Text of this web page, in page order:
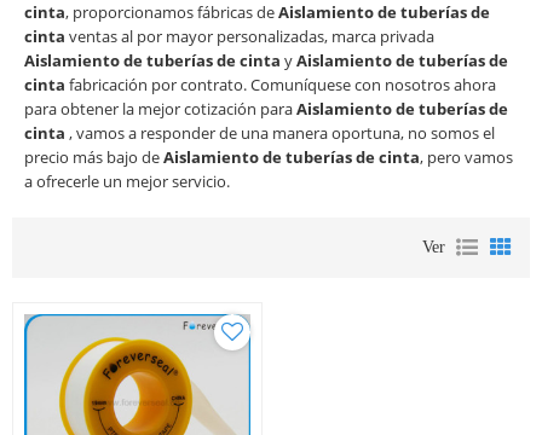
cinta, proporcionamos fábricas deAislamiento de tuberías de
cinta ventas al por mayor personalizadas, marca privada
Aislamiento de tuberías de cinta yAislamiento de tuberías de
cinta fabricación por contrato. Comuníquese con nosotros ahora
para obtener la mejor cotización paraAislamiento de tuberías de
cinta , vamos a responder de una manera oportuna, no somos el
precio más bajo deAislamiento de tuberías de cinta, pero vamos
a ofrecerle un mejor servicio.
Ver